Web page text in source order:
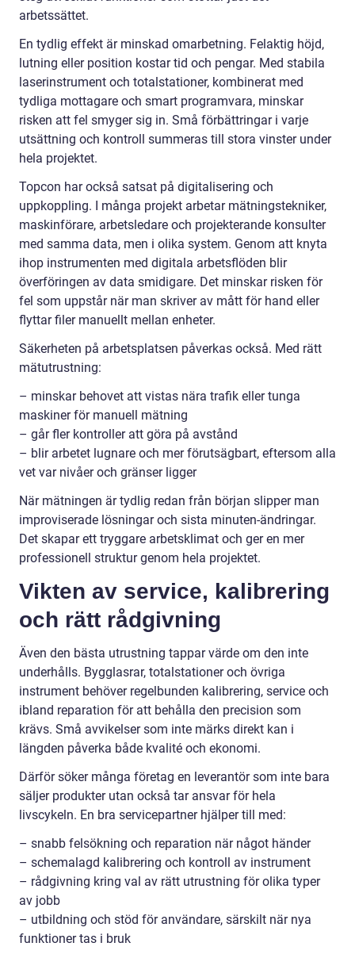
arbetssättet.
En tydlig effekt är minskad omarbetning. Felaktig höjd,
lutning eller position kostar tid och pengar. Med stabila
laserinstrument och totalstationer, kombinerat med
tydliga mottagare och smart programvara, minskar
risken att fel smyger sig in. Små förbättringar i varje
utsättning och kontroll summeras till stora vinster under
hela projektet.
Topcon har också satsat på digitalisering och
uppkoppling. I många projekt arbetar mätningstekniker,
maskinförare, arbetsledare och projekterande konsulter
med samma data, men i olika system. Genom att knyta
ihop instrumenten med digitala arbetsflöden blir
överföringen av data smidigare. Det minskar risken för
fel som uppstår när man skriver av mått för hand eller
flyttar filer manuellt mellan enheter.
Säkerheten på arbetsplatsen påverkas också. Med rätt
mätutrustning:
– minskar behovet att vistas nära trafik eller tunga
maskiner för manuell mätning
– går fler kontroller att göra på avstånd
– blir arbetet lugnare och mer förutsägbart, eftersom alla
vet var nivåer och gränser ligger
När mätningen är tydlig redan från början slipper man
improviserade lösningar och sista minuten-ändringar.
Det skapar ett tryggare arbetsklimat och ger en mer
professionell struktur genom hela projektet.
Vikten av service, kalibrering
och rätt rådgivning
Även den bästa utrustning tappar värde om den inte
underhålls. Bygglasrar, totalstationer och övriga
instrument behöver regelbunden kalibrering, service och
ibland reparation för att behålla den precision som
krävs. Små avvikelser som inte märks direkt kan i
längden påverka både kvalité och ekonomi.
Därför söker många företag en leverantör som inte bara
säljer produkter utan också tar ansvar för hela
livscykeln. En bra servicepartner hjälper till med:
– snabb felsökning och reparation när något händer
– schemalagd kalibrering och kontroll av instrument
– rådgivning kring val av rätt utrustning för olika typer
av jobb
– utbildning och stöd för användare, särskilt när nya
funktioner tas i bruk